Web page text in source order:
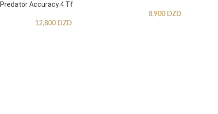
Predator Accuracy.4 Tf
12,800 DZD
8,900 DZD